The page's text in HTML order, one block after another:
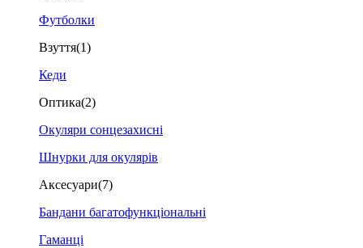
Футболки
Взуття(1)
Кеди
Оптика(2)
Окуляри сонцезахисні
Шнурки для окулярів
Аксесуари(7)
Бандани багатофункціональні
Гаманці